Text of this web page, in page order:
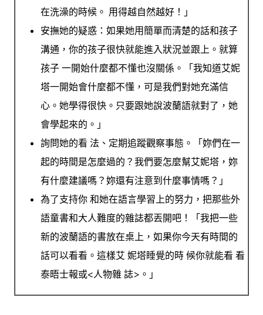
在洗澡的時候。 用得越自然越好！」
安撫她的疑惑：如果她用簡單而清楚的話和孩子
溝通，你的孩子很快就能進入狀況並跟上。就算
孩子 一開始什麼都不懂也沒關係。「我知道艾妮
塔一開始會什麼都不懂，可是我們對她充滿信
心。她學得很快。只要跟她說波蘭語就對了，她
會學起來的。」
詢問她的看 法、定期追蹤觀察事態。「妳們在一
起的時間是怎麼過的？我們要怎麼幫艾妮塔，妳
有什麼建議嗎？妳還有注意到什麼事情嗎？」
為了支持你 和她在語言學習上的努力，把那些外
語童書和大人難度的雜誌都丟開吧！「我把一些
新的波蘭語的書放在桌上，如果你今天有時間的
話可以看看。 這樣艾 妮塔睡覺的時 候你就能看 看
泰晤士報或<人物雜 誌> 。 」